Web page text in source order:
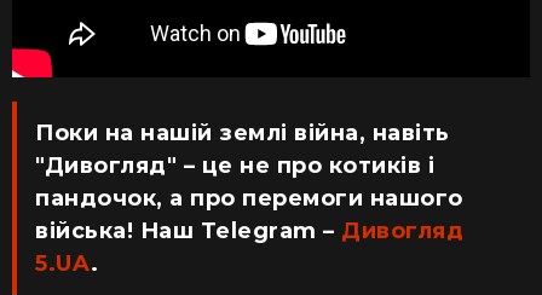
Поки на нашій землі війна, навіть
"Дивогляд" – це не про котиків і
пандочок, а про перемоги нашого
війська! Наш Telegram – Дивогляд
5.UA.